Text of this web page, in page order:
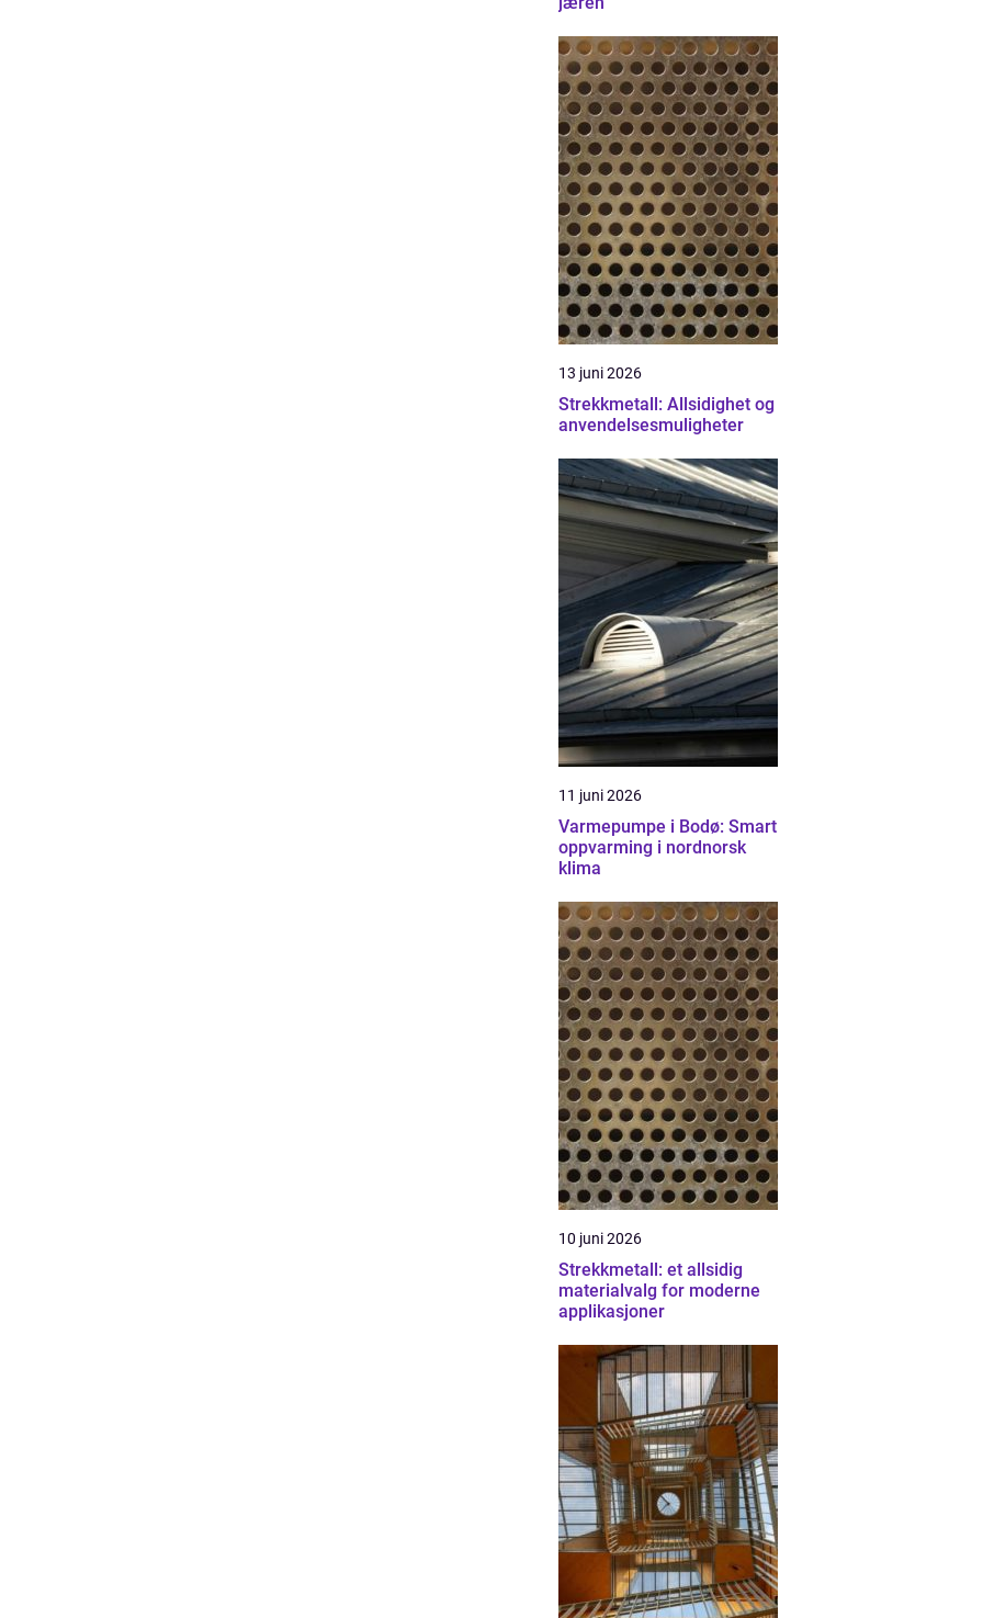
13 juni 2026
Strekkmetall: Allsidighet og
anvendelsesmuligheter
11 juni 2026
Varmepumpe i Bodø: Smart
oppvarming i nordnorsk
klima
10 juni 2026
Strekkmetall: et allsidig
materialvalg for moderne
applikasjoner